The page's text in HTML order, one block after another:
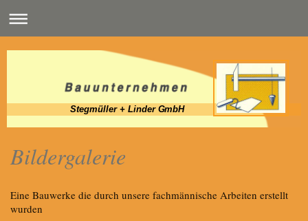
Stegmüller + Linder GmbH
Bildergalerie
Eine Bauwerke die durch unsere fachmännische Arbeiten erstellt
wurden